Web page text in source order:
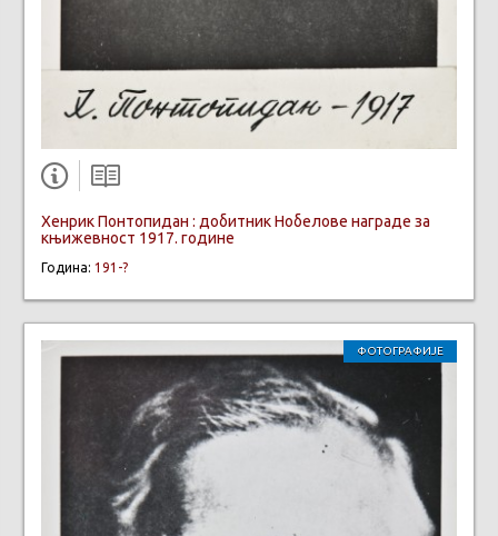
Хенрик Понтопидан : добитник Нобелове награде за
књижевност 1917. године
Година: 191-?
ФОТОГРАФИЈЕ